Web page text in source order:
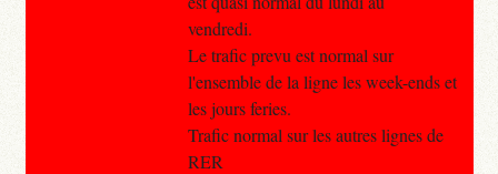
vendredi.
Le trafic prevu est normal sur
l'ensemble de la ligne les week-ends et
les jours feries.
Trafic normal sur les autres lignes de
RER